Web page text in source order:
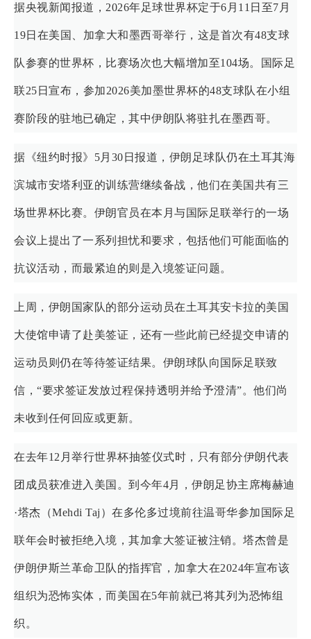
据央视新闻报道，2026年足球世界杯定于6月11日至7月
19日在美国、加拿大和墨西哥举行，这是首次有48支球
队参赛的世界杯，比赛场次也大幅增加至104场。国际足
联25日宣布，参加2026美加墨世界杯的48支球队在小组
赛阶段的驻地已确定，其中伊朗队将驻扎在墨西哥。
据《纽约时报》5月30日报道，伊朗足球队仍在土耳其海
滨城市安塔利亚的训练营继续备战，他们在美国共有三
场世界杯比赛。伊朗官员在本月与国际足联举行的一场
会议上提出了一系列担忧和要求，包括他们可能面临的
抗议活动，而最紧迫的则是入境签证问题。
上周，伊朗国家队的部分运动员在土耳其安卡拉的美国
大使馆申请了赴美签证，还有一些此前已经提交申请的
运动员则仍在等待签证结果。伊朗球队向国际足联致
信，“要求签证发放过程保持透明并给予澄清”。他们尚
未收到任何回应或更新。
在去年12月举行世界杯抽签仪式时，只有部分伊朗代表
团成员获准进入美国。到今年4月，伊朗足协主席梅赫迪
·塔杰（Mehdi Taj）在多伦多过境前往温哥华参加国际足
联年会时被拒绝入境，其加拿大签证被注销。塔杰曾是
伊朗伊斯兰革命卫队的指挥官，加拿大在2024年宣布该
组织为恐怖实体，而美国在5年前就已将其列为恐怖组
织。